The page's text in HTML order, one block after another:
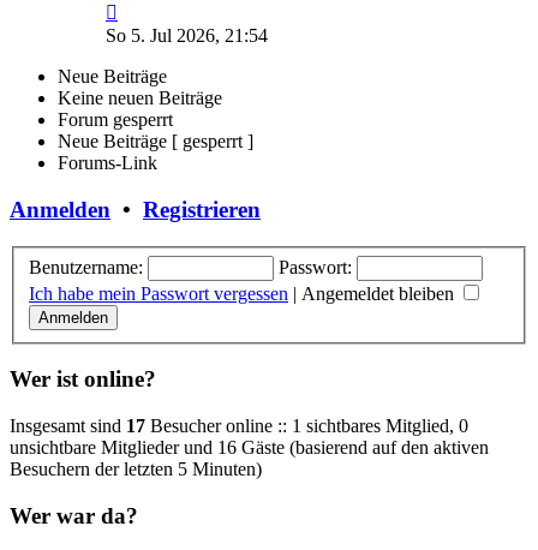
Beitrag
So 5. Jul 2026, 21:54
Neue Beiträge
Keine neuen Beiträge
Forum gesperrt
Neue Beiträge [ gesperrt ]
Forums-Link
Anmelden • Registrieren
Benutzername:
Passwort:
Ich habe mein Passwort vergessen | Angemeldet bleiben
Wer ist online?
Insgesamt sind 17 Besucher online :: 1 sichtbares Mitglied, 0
unsichtbare Mitglieder und 16 Gäste (basierend auf den aktiven
Besuchern der letzten 5 Minuten)
Wer war da?